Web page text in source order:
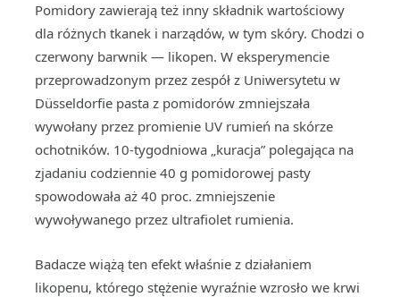
Pomidory zawierają też inny składnik wartościowy
dla różnych tkanek i narządów, w tym skóry. Chodzi o
czerwony barwnik — likopen. W eksperymencie
przeprowadzonym przez zespół z Uniwersytetu w
Düsseldorfie pasta z pomidorów zmniejszała
wywołany przez promienie UV rumień na skórze
ochotników. 10-tygodniowa „kuracja” polegająca na
zjadaniu codziennie 40 g pomidorowej pasty
spowodowała aż 40 proc. zmniejszenie
wywoływanego przez ultrafiolet rumienia.
Badacze wiążą ten efekt właśnie z działaniem
likopenu, którego stężenie wyraźnie wzrosło we krwi